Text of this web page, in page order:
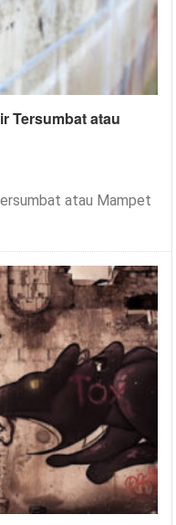
Tersumbat atau
atau Mampet